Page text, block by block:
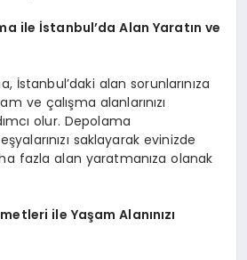
ile İstanbul’da Alan Yaratın ve
İstanbul’daki alan sorunlarınıza
ve çalışma alanlarınızı
olur. Depolama
saklayarak evinizde
fazla alan yaratmanıza olanak
ile Yaşam Alanınızı